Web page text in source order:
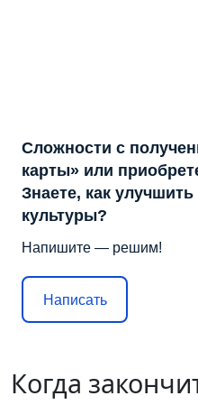
Сложности с
карты» или
Знаете, как
культуры?
Напишите — решим!
Написать
Когда